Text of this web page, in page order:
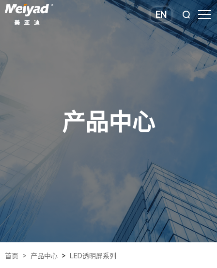
EN
产品中心
首页 > 产品中心 > LED透明屏系列